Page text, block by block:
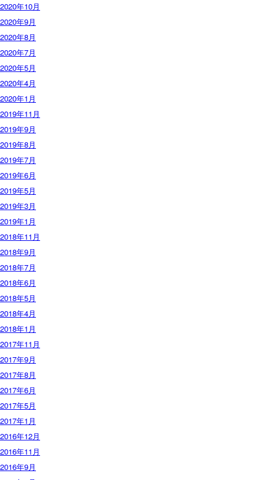
2020年10月
2020年9月
2020年8月
2020年7月
2020年5月
2020年4月
2020年1月
2019年11月
2019年9月
2019年8月
2019年7月
2019年6月
2019年5月
2019年3月
2019年1月
2018年11月
2018年9月
2018年7月
2018年6月
2018年5月
2018年4月
2018年1月
2017年11月
2017年9月
2017年8月
2017年6月
2017年5月
2017年1月
2016年12月
2016年11月
2016年9月